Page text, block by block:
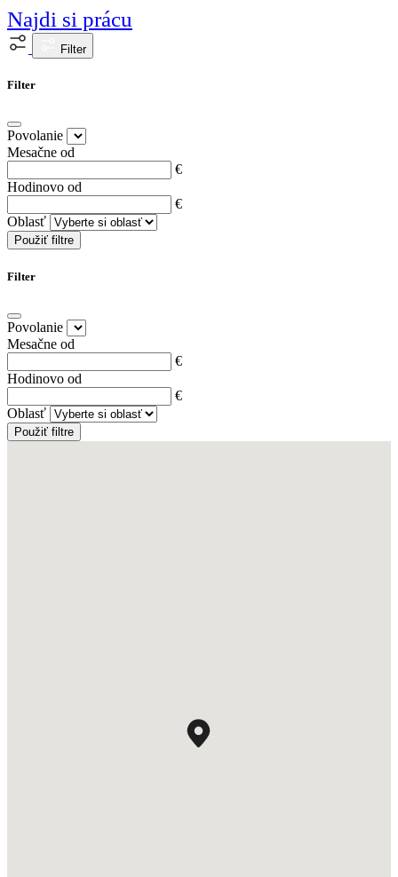
Najdi si prácu
Filter
Filter
Povolanie
Mesačne od
€
Hodinovo od
€
Oblasť
Použiť filtre
Filter
Povolanie
Mesačne od
€
Hodinovo od
€
Oblasť
Použiť filtre